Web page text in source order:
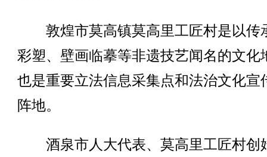
敦煌市莫高镇莫高里工匠村是以传
彩塑、壁画临摹等非遗技艺闻名的文化
也是重要立法信息采集点和法治文化宣
阵地。
酒泉市人大代表、莫高里工匠村创